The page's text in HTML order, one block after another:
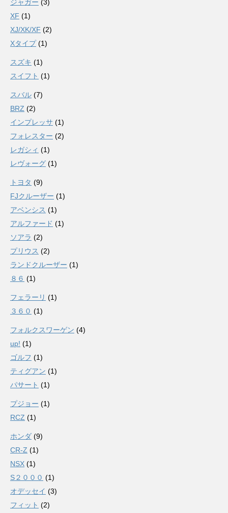
ジャガー (3)
XF (1)
XJ/XK/XF (2)
Xタイプ(1)
スズキ (1)
スイフト (1)
スバル (7)
BRZ (2)
インプレッサ (1)
フォレスター (2)
レガシィ (1)
レヴォーグ (1)
トヨタ (9)
FJクルーザー (1)
アベンシス (1)
アルファード (1)
ソアラ (2)
プリウス (2)
ランドクルーザー (1)
８６ (1)
フェラーリ (1)
３６０ (1)
フォルクスワーゲン (4)
up! (1)
ゴルフ (1)
ティグアン (1)
パサート (1)
プジョー (1)
RCZ (1)
ホンダ (9)
CR-Z (1)
NSX (1)
S２０００ (1)
オデッセイ (3)
フィット (2)